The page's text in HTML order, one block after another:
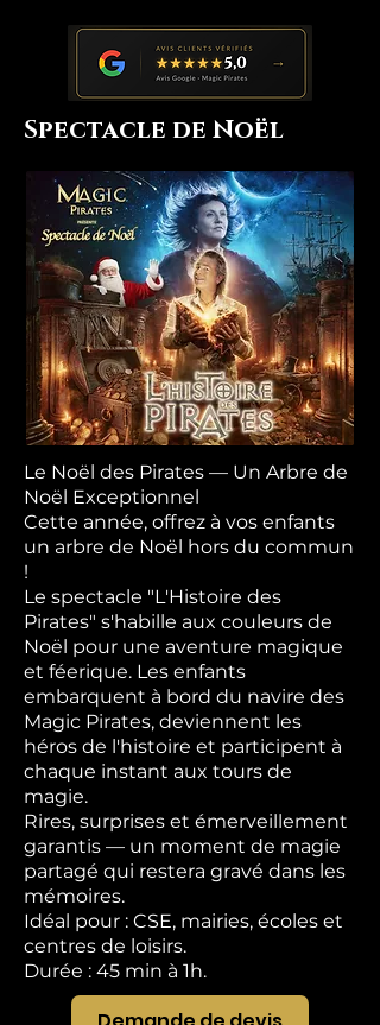
Spectacle de Noël
Le Noël des Pirates — Un Arbre de
Noël Exceptionnel
Cette année, offrez à vos enfants
un arbre de Noël hors du commun
!
Le spectacle "L'Histoire des
Pirates" s'habille aux couleurs de
Noël pour une aventure magique
et féerique. Les enfants
embarquent à bord du navire des
Magic Pirates, deviennent les
héros de l'histoire et participent à
chaque instant aux tours de
magie.
Rires, surprises et émerveillement
garantis — un moment de magie
partagé qui restera gravé dans les
mémoires.
Idéal pour : CSE, mairies, écoles et
centres de loisirs.
Durée : 45 min à 1h.